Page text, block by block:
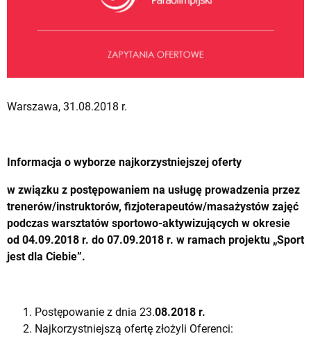
Warszawa, 31.08.2018 r.
Informacja o wyborze najkorzystniejszej oferty
w związku z postępowaniem na usługę prowadzenia przez
trenerów/instruktorów, fizjoterapeutów/masażystów zajęć
podczas warsztatów sportowo-aktywizujących w okresie
od 04.09.2018 r. do 07.09.2018 r. w ramach projektu „Sport
jest dla Ciebie”.
Postępowanie z dnia 23.08.2018 r.
Najkorzystniejszą ofertę złożyli Oferenci: